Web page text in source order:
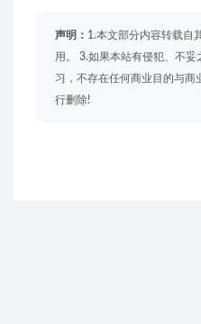
声明： 1.本文部分内容转载自
用。 3.如果本站有侵犯、不
习，不存在任何商业目的与商
行删除!